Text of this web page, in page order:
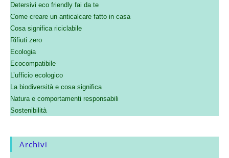
Detersivi eco friendly fai da te
Come creare un anticalcare fatto in casa
Cosa significa riciclabile
Rifiuti zero
Ecologia
Ecocompatibile
L’ufficio ecologico
La biodiversità e cosa significa
Natura e comportamenti responsabili
Sostenibilità
Archivi